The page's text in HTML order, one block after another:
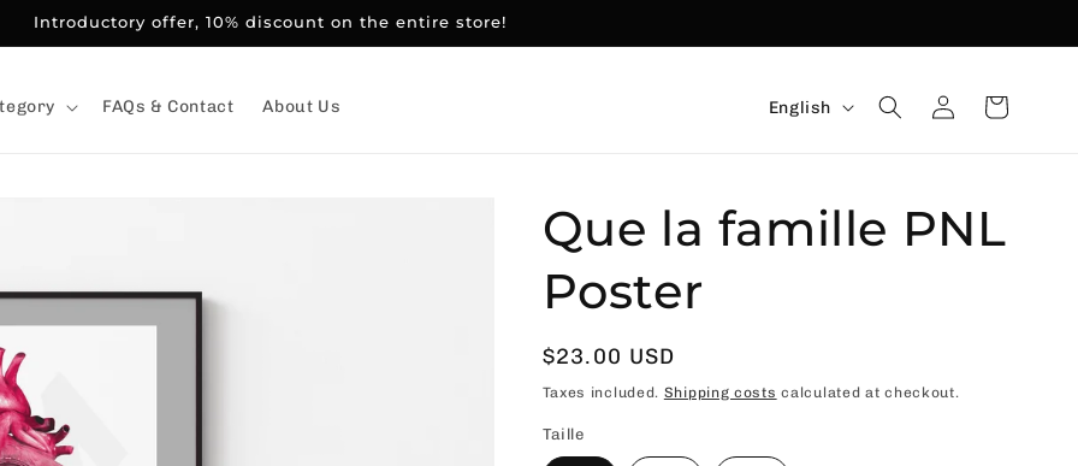
Introductory offer, 10% discount on the entire store!
FAQs & Contact About Us Language
English ConnexionBasket
Que la famille PNL
Poster
Usual
price
$23.00 USD
Taxes included. Shipping costs calculated at checkout.
Taille